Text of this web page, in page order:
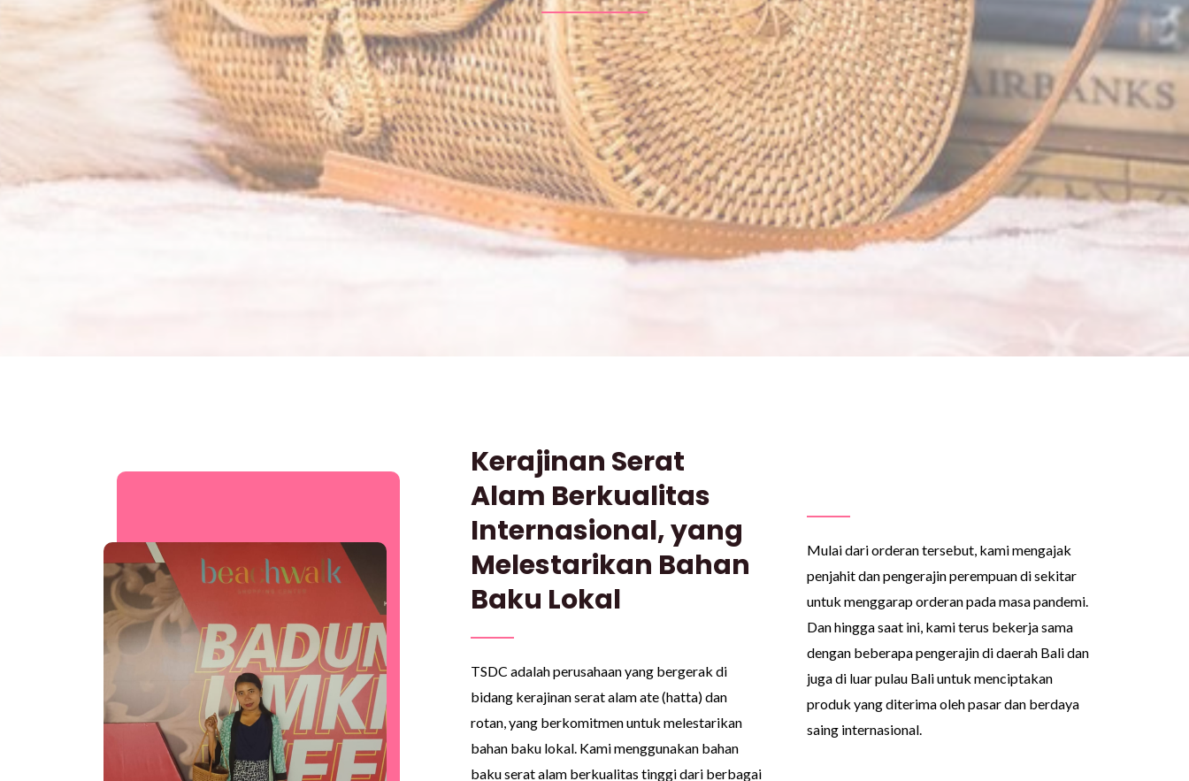
Kerajinan Serat
Alam Berkualitas
Internasional, yang
Melestarikan Bahan
Baku Lokal
TSDC adalah perusahaan yang bergerak di
bidang kerajinan serat alam ate (hatta) dan
rotan, yang berkomitmen untuk melestarikan
bahan baku lokal. Kami menggunakan bahan
baku serat alam berkualitas tinggi dari berbagai
Mulai dari orderan tersebut, kami mengajak
penjahit dan pengerajin perempuan di sekitar
untuk menggarap orderan pada masa pandemi.
Dan hingga saat ini, kami terus bekerja sama
dengan beberapa pengerajin di daerah Bali dan
juga di luar pulau Bali untuk menciptakan
produk yang diterima oleh pasar dan berdaya
saing internasional.